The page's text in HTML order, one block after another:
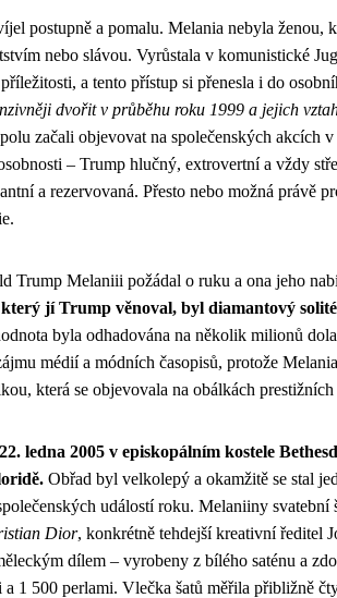
postupně a pomalu. Melania nebyla ženou,
nebo slávou. Vyrůstala v komunistické
a tento přístup si přenesla i do
dvořit v průběhu roku 1999 a jejich
začali objevovat na společenských akcích
– Trump hlučný, extrovertní a vždy
a rezervovaná. Přesto nebo možná právě
Trump Melaniii požádal o ruku a ona jeho
jí Trump věnoval, byl diamantový
byla odhadována na několik milionů
médií a módních časopisů, protože
která se objevovala na obálkách
ledna 2005 v episkopálním kostele
Obřad byl velkolepý a okamžitě se stal
událostí roku. Melaniiny svatební
Dior, konkrétně tehdejší kreativní ředitel
dílem – vyrobeny z bílého saténu a
1 500 perlami. Vlečka šatů měřila přibližně